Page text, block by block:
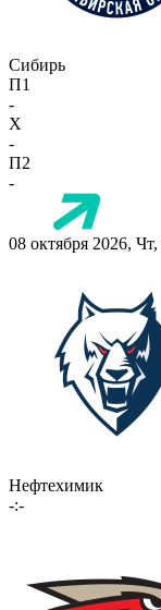
Сибирь
П1
-
X
-
П2
-
08 октября 2026,
Нефтехимик
-:-